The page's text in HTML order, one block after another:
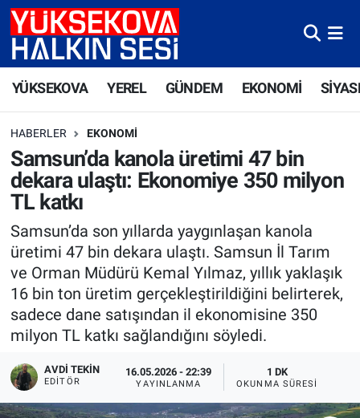
YÜKSEKOVA YEREL GÜNDEM EKONOMİ
HABERLER EKONOMI
Samsun’da kanola üretimi 47 bin
dekara ulaştı: Ekonomiye 350 milyon
TL katkı
Samsun’da son yıllarda yaygınlaşan kanola
üretimi 47 bin dekara ulaştı. Samsun İl Tarım
ve Orman Müdürü Kemal Yılmaz, yıllık yaklaşık
16 bin ton üretim gerçekleştirildiğini belirterek,
sadece dane satışından il ekonomisine 350
milyon TL katkı sağlandığını söyledi.
AVDI TEKIN
EDITÖR
16.05.2026 - 22:39
YAYINLANMA
1 DK
OKUNMA SÜRESI
Yüksekova Nöbetçi Eczaneler
Süper Lig Puan Durumu ve Fikstür
Tüm Manşetler
Son Dakika Haberleri
Haber Arşivi